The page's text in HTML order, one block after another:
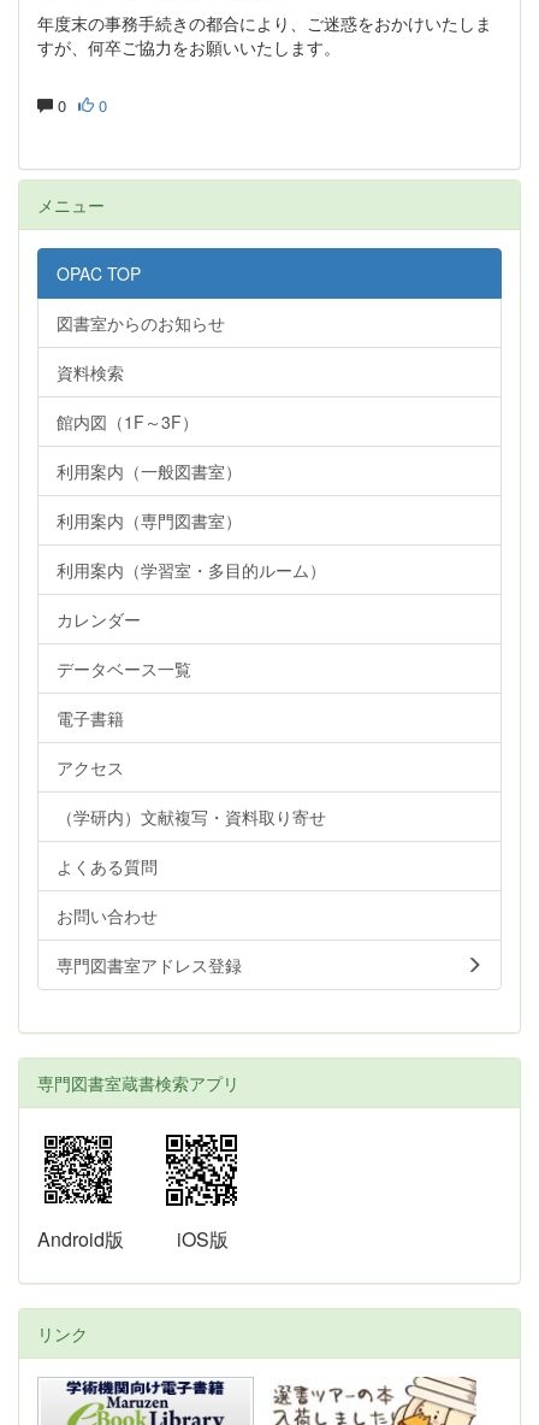
年度末の事務手続きの都合により、ご迷惑をおかけいたしま
すが、何卒ご協力をお願いいたします。
0 0
メニュー
OPAC TOP
図書室からのお知らせ
資料検索
館内図（1F～3F）
利用案内（一般図書室）
利用案内（専門図書室）
利用案内（学習室・多目的ルーム）
カレンダー
データベース一覧
電子書籍
アクセス
（学研内）文献複写・資料取り寄せ
よくある質問
お問い合わせ
専門図書室アドレス登録
専門図書室蔵書検索アプリ
Android版 iOS版
リンク